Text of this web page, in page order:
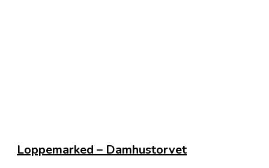
Loppemarked – Damhustorvet